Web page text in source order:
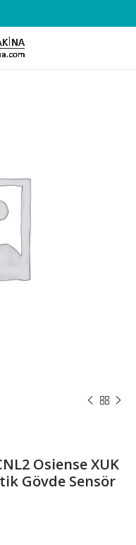
Osiense XUK
Gövde Sensör
XUK Kare (50mmx50mm)